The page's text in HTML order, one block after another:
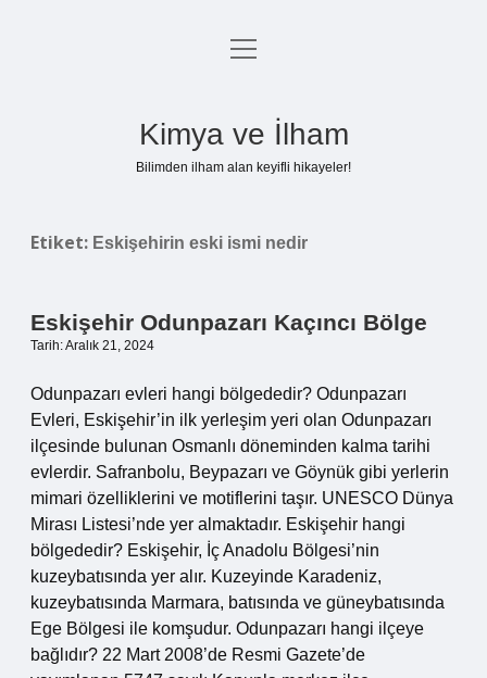
Anasayfa
menüyü
Kimya ve İlham
Bilimden ilham alan keyifli hikayeler!
Etiket: Eskişehirin eski ismi nedir
Eskişehir Odunpazarı Kaçıncı Bölge
Tarih: Aralık 21, 2024
Odunpazarı evleri hangi bölgededir? Odunpazarı
Evleri, Eskişehir’in ilk yerleşim yeri olan Odunpazarı
ilçesinde bulunan Osmanlı döneminden kalma tarihi
evlerdir. Safranbolu, Beypazarı ve Göynük gibi yerlerin
mimari özelliklerini ve motiflerini taşır. UNESCO Dünya
Mirası Listesi’nde yer almaktadır. Eskişehir hangi
bölgededir? Eskişehir, İç Anadolu Bölgesi’nin
kuzeybatısında yer alır. Kuzeyinde Karadeniz,
kuzeybatısında Marmara, batısında ve güneybatısında
Ege Bölgesi ile komşudur. Odunpazarı hangi ilçeye
bağlıdır? 22 Mart 2008’de Resmi Gazete’de